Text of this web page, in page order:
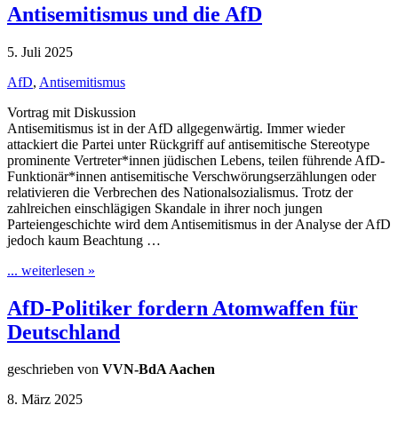
Antisemitismus und die AfD
5. Juli 2025
AfD, Antisemitismus
Vortrag mit Diskussion
Antisemitismus ist in der AfD allgegenwärtig. Immer wieder
attackiert die Partei unter Rückgriff auf antisemitische Stereotype
prominente Vertreter*innen jüdischen Lebens, teilen führende AfD-
Funktionär*innen antisemitische Verschwörungserzählungen oder
relativieren die Verbrechen des Nationalsozialismus. Trotz der
zahlreichen einschlägigen Skandale in ihrer noch jungen
Parteiengeschichte wird dem Antisemitismus in der Analyse der AfD
jedoch kaum Beachtung …
... weiterlesen »
AfD-Politiker fordern Atomwaffen für
Deutschland
geschrieben von VVN-BdA Aachen
8. März 2025